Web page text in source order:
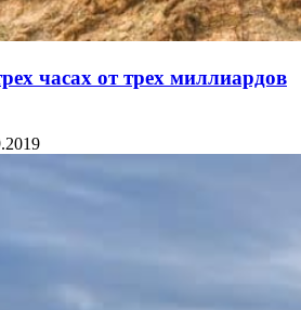
часах от трех миллиардов